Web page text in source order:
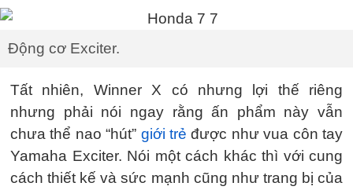
Động cơ Exciter.
Tất nhiên, Winner X có nhưng lợi thế riêng
nhưng phải nói ngay rằng ấn phẩm này vẫn
chưa thể nao “hút” giới trẻ được như vua côn tay
Yamaha Exciter. Nói một cách khác thì với cung
cách thiết kế và sức mạnh cũng như trang bị của